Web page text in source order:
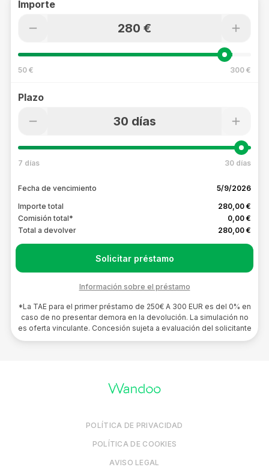
Importe
280 €
50 € 300 €
Plazo
30 días
7 días 30 días
Fecha de vencimiento
5/9/2026
Importe total
280,00 €
Comisión total*
0,00 €
Total a devolver
280,00 €
Solicitar préstamo
Información sobre el préstamo
*La TAE para el primer préstamo de 250€ A 300 EUR es del 0% en
caso de no presentar demora en la devolución. La simulación no
es oferta vinculante. Concesión sujeta a evaluación del solicitante
POLÍTICA DE PRIVACIDAD
POLÍTICA DE COOKIES
AVISO LEGAL